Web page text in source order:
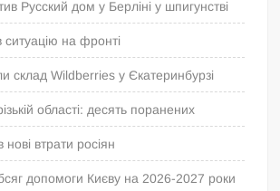
Русский дом у Берліні у шпигунстві
ситуацію на фронті
склад Wildberries у Єкатеринбурзі
області: десять поранених
втрати росіян
допомоги Києву на 2026-2027 роки